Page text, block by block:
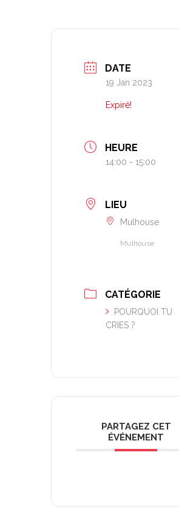
DATE
19 Jan 2023
Expiré!
HEURE
14:00 - 15:00
LIEU
Mulhouse
Mulhouse
CATÉGORIE
POURQUOI TU
CRIES ?
PARTAGEZ CET
ÉVÉNEMENT